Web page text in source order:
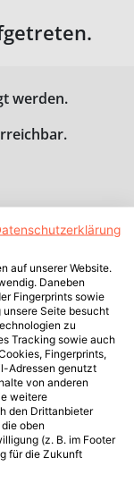
werden.
auf unserer Website.
Daneben
Fingerprints sowie
Seite besucht
zu
Tracking sowie auch
Fingerprints,
Adressen genutzt
von anderen
weitere
den Drittanbieter
oben
(z. B. im Footer
für die Zukunft